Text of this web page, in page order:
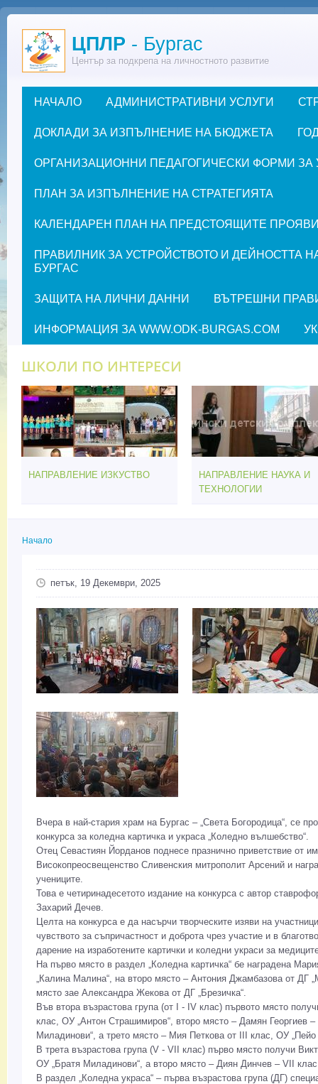
Премини към основното съдържание
ЦПЛР - Бургас
Център за подкрепа на личностното развитие
Основно меню
НАЧАЛО АДМИНИСТРАТИВНИ УСЛУГИ
ДОКЛАДИ ЗА ИЗПЪЛНЕНИЕ НА БЮДЖЕТА
ОРГАНИЗАЦИОННИ ПЕДАГОГИЧЕСКИ ФОРМИ ЗА
ПЛАН ЗА ИЗПЪЛНЕНИЕ НА СТРАТЕГИЯТА
КАЛЕНДАРЕН ПЛАН НА ПРЕДСТОЯЩИТЕ ПРОЯВИ
ПРАВИЛНИК ЗА УСТРОЙСТВОТО И ДЕЙНОСТТА
БУРГАС
ЗАЩИТА НА ЛИЧНИ ДАННИ ВЪТРЕШНИ
ИНФОРМАЦИЯ ЗА WWW.ODK-BURGAS.COM
ШКОЛИ ПО ИНТЕРЕСИ
НАПРАВЛЕНИЕ ИЗКУСТВО
НАПРАВЛЕНИЕ НАУКА И
ТЕХНОЛОГИИ
Начало
петък, 19 Декември, 2025
Вчера в най-стария храм на Бургас – „Света Богородица“, се
конкурса за коледна картичка и украса „Коледно вълшебство“.
Отец Севастиян Йорданов поднесе празнично приветствие от
Високопреосвещенство Сливенския митрополит Арсений и
учениците.
Това е четиринадесетото издание на конкурса с автор
Захарий Дечев.
Целта на конкурса е да насърчи творческите изяви на
чувството за съпричастност и доброта чрез участие и в
дарение на изработените картички и коледни украси за
На първо място в раздел „Коледна картичка“ бе наградена
„Калина Малина“, на второ място – Антония Джамбазова от ДГ
място зае Александра Жекова от ДГ „Брезичка“.
Във втора възрастова група (от I - IV клас) първото място
клас, ОУ „Антон Страшимиров“, второ място – Дамян Георгиев
Миладинови“, а трето място – Мия Петкова от III клас, ОУ „Пейо
В трета възрастова група (V - VII клас) първо място получи
ОУ „Братя Миладинови“, а второ място – Диян Динчев – VII
В раздел „Коледна украса“ – първа възрастова група (ДГ)